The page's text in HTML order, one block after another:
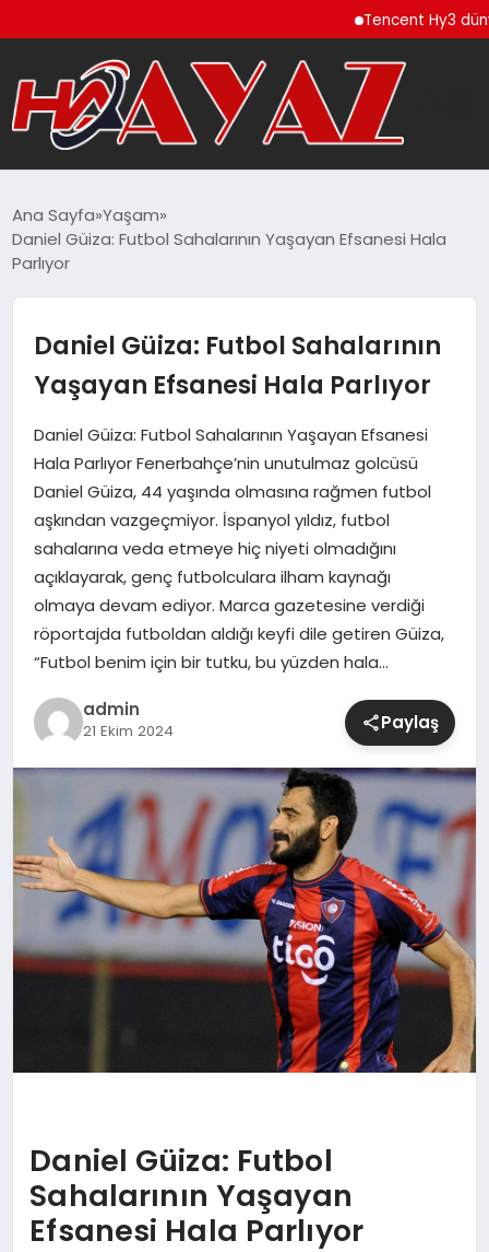
Tencent Hy3 dünya
DÜNYA
MAGAZIN
SAĞLIK
SIYASET
SPOR
TEKNOLOJI
YAŞAM
Ana Sayfa Yaşam
Daniel Güiza: Futbol Sahalarının Yaşayan Efsanesi Hala
Parlıyor
Daniel Güiza: Futbol Sahalarının
Yaşayan Efsanesi Hala Parlıyor
Daniel Güiza: Futbol Sahalarının Yaşayan Efsanesi
Hala Parlıyor Fenerbahçe’nin unutulmaz golcüsü
Daniel Güiza, 44 yaşında olmasına rağmen futbol
aşkından vazgeçmiyor. İspanyol yıldız, futbol
sahalarına veda etmeye hiç niyeti olmadığını
açıklayarak, genç futbolculara ilham kaynağı
olmaya devam ediyor. Marca gazetesine verdiği
röportajda futboldan aldığı keyfi dile getiren Güiza,
“Futbol benim için bir tutku, bu yüzden hala…
admin
21 Ekim 2024 Paylaş
Daniel Güiza: Futbol
Sahalarının Yaşayan
Efsanesi Hala Parlıyor